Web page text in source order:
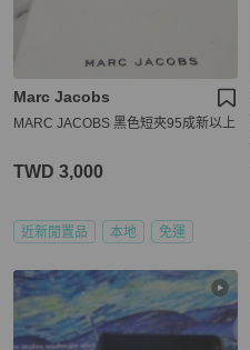
Marc Jacobs
MARC JACOBS 黑色短夾95成新以上
TWD 3,000
近新閒置品 本地 免運